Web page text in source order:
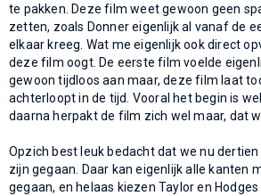
te pakken. Deze film weet gewoon geen
zetten, zoals Donner eigenlijk al vanaf de
elkaar kreeg. Wat me eigenlijk ook direct
deze film oogt. De eerste film voelde
gewoon tijdloos aan maar, deze film laat
achterloopt in de tijd. Vooral het begin is
daarna herpakt de film zich wel maar, dat
Opzich best leuk bedacht dat we nu
zijn gegaan. Daar kan eigenlijk alle kanten
gegaan, en helaas kiezen Taylor en